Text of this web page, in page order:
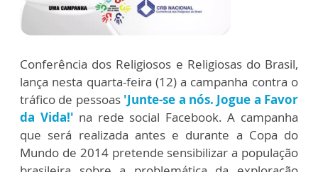
Conferência dos Religiosos e Religiosas do Brasil,
lança nesta quarta-feira (12) a campanha contra o
tráfico de pessoas'Junte-se a nós. Jogue a Favor
da Vida!' na rede social Facebook. A campanha
que será realizada antes e durante a Copa do
Mundo de 2014 pretende sensibilizar a população